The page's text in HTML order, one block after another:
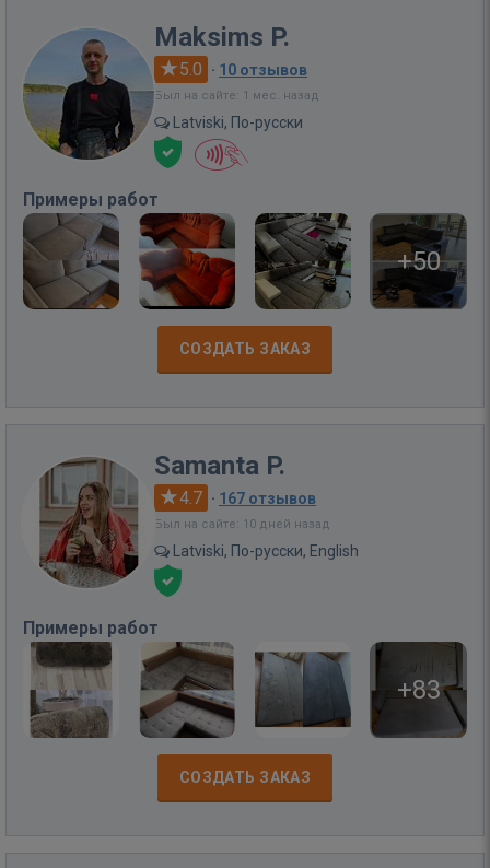
Maksims P.
5.0 · 10 отзывов
Был на сайте: 1 мес. назад
Latviski, По-русски
Примеры работ
+50
СОЗДАТЬ ЗАКАЗ
Samanta P.
4.7 · 167 отзывов
Был на сайте: 10 дней назад
Latviski, По-русски, English
Примеры работ
+83
СОЗДАТЬ ЗАКАЗ